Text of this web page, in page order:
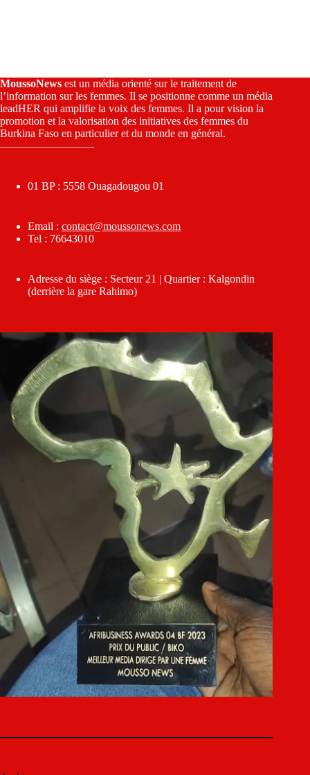
MoussoNews est un média orienté sur le traitement de
l’information sur les femmes. Il se positionne comme un média
leadHER qui amplifie la voix des femmes. Il a pour vision la
promotion et la valorisation des initiatives des femmes du
Burkina Faso en particulier et du monde en général.
————————–
01 BP : 5558 Ouagadougou 01
Email : contact@moussonews.com
Tel : 76643010
Adresse du siège : Secteur 21 | Quartier : Kalgondin
(derrière la gare Rahimo)